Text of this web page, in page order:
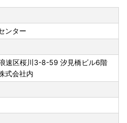
ンター
速区桜川3-8-59 汐見橋ビル6階
式会社内